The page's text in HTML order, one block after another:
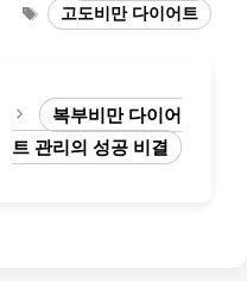
Tags고도비만 다이어트
복부비만 다이어
트 관리의 성공 비결